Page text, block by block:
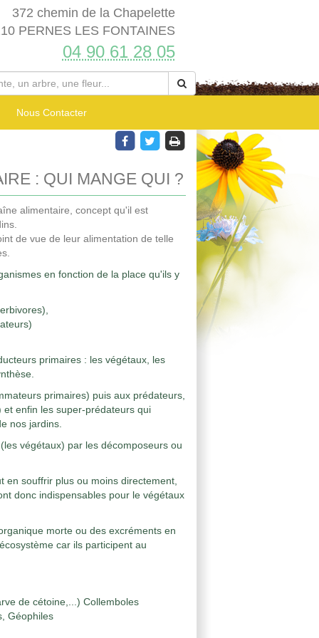
372 chemin de la Chapelette
PERNES LES FONTAINES
04 90 61 28 05
Nous Contacter
: QUI MANGE QUI ?
alimentaire, concept qu'il est
de vue de leur alimentation de telle
en fonction de la place qu'ils y
primaires : les végétaux, les
primaires) puis aux prédateurs,
enfin les super-prédateurs qui
nos jardins.
végétaux) par les décomposeurs ou
souffrir plus ou moins directement,
donc indispensables pour le végétaux
morte ou des excréments en
car ils participent au
de cétoine,...) Collemboles
Géophiles